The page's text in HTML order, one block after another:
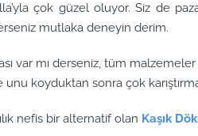
çok güzel oluyor. Siz de
mutlaka deneyin derim.
var mı derseniz, tüm malzemeler
unu koyduktan sonra çok
nefis bir alternatif olan Kaşık